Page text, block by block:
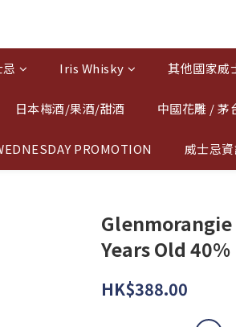
Iris Whisky 其他國家威
日本梅酒/果酒/甜酒 中國花雕 / 茅
PROMOTION 威士忌
Years Old 40%
HK$388.00